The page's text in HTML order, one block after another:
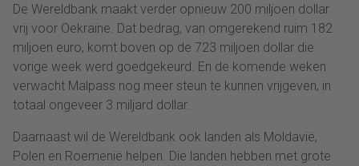
De Wereldbank maakt verder opnieuw 200 miljoen dollar
vrij voor Oekraïne. Dat bedrag, van omgerekend ruim 182
miljoen euro, komt boven op de 723 miljoen dollar die
vorige week werd goedgekeurd. En de komende weken
verwacht Malpass nog meer steun te kunnen vrijgeven, in
totaal ongeveer 3 miljard dollar.
Daarnaast wil de Wereldbank ook landen als Moldavië,
Polen en Roemenië helpen. Die landen hebben met grote